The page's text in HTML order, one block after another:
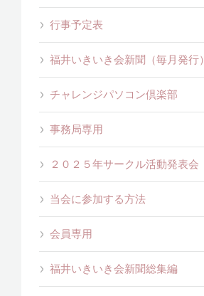
行事予定表
福井いきいき会新聞（毎月発行）
チャレンジパソコン倶楽部
事務局専用
２０２５年サークル活動発表会
当会に参加する方法
会員専用
福井いきいき会新聞総集編